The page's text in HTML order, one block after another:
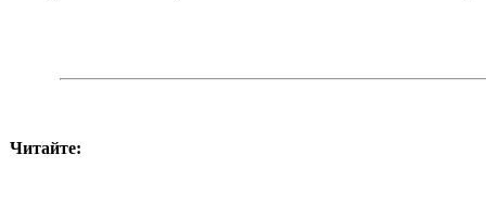
Читайте: